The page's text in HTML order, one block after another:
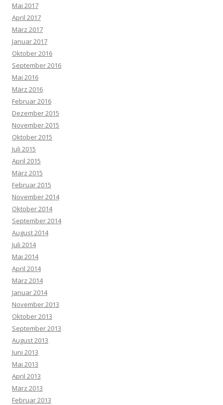
Mai 2017
April 2017
März 2017
Januar 2017
Oktober 2016
September 2016
Mai 2016
März 2016
Februar 2016
Dezember 2015
November 2015
Oktober 2015
Juli 2015
April 2015
März 2015
Februar 2015
November 2014
Oktober 2014
September 2014
August 2014
Juli 2014
Mai 2014
April 2014
März 2014
Januar 2014
November 2013
Oktober 2013
September 2013
August 2013
Juni 2013
Mai 2013
April 2013
März 2013
Februar 2013